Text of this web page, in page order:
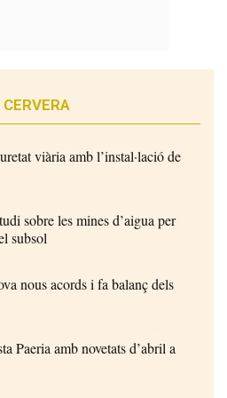
viària amb l’instal·lació de
sobre les mines d’aigua per
subsol
nous acords i fa balanç dels
Paeria amb novetats d’abril a